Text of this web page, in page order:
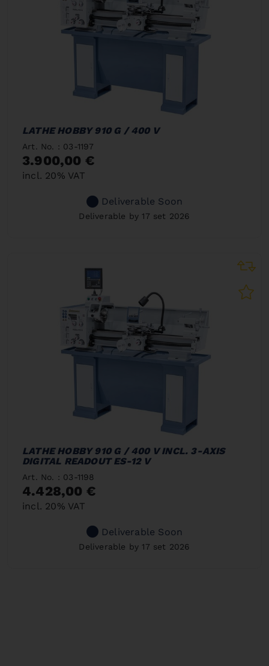
LATHE HOBBY 910 G / 400 V
Art. No. : 03-1197
3.900,00 €
incl. 20% VAT
Deliverable Soon
Deliverable by 17 set 2026
LATHE HOBBY 910 G / 400 V INCL. 3-AXIS
DIGITAL READOUT ES-12 V
Art. No. : 03-1198
4.428,00 €
incl. 20% VAT
Deliverable Soon
Deliverable by 17 set 2026